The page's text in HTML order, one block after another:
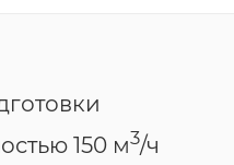
150 м3/ч